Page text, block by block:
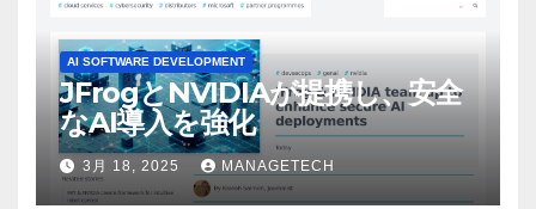
AI SOFTWARE DEVELOPMENT
JFrogとNVIDIAが提携し、安全
なAI導入を強化
3月 18, 2025 MANAGETECH